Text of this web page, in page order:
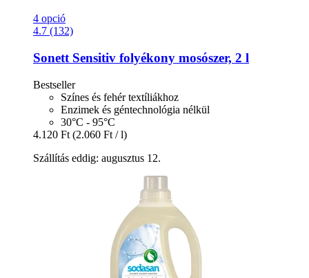
4 opció
4.7 (132)
Sonett Sensitiv folyékony mosószer, 2 l
Bestseller
Színes és fehér textíliákhoz
Enzimek és géntechnológia nélkül
30°C - 95°C
4.120 Ft (2.060 Ft / l)
Szállítás eddig: augusztus 12.